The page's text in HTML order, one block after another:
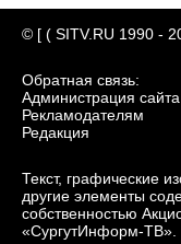
© [ ( SITV.RU 1990 -
Обратная связь:
Администрация сайта
Рекламодателям
Редакция
Текст, графические
другие элементы
собственностью
«СургутИнформ-